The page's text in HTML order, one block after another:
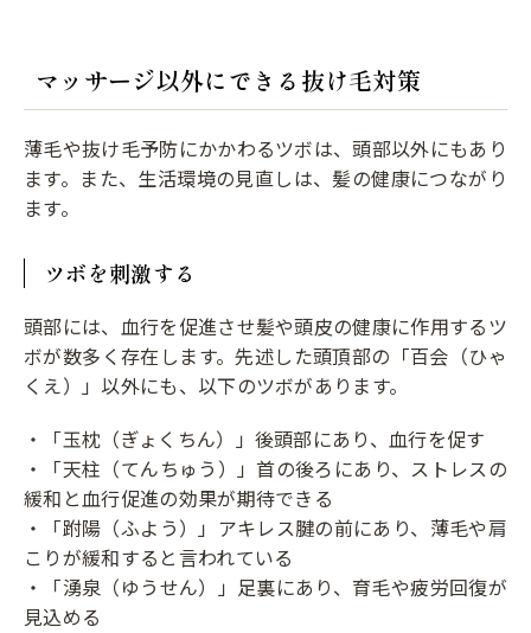
マッサージ以外にできる抜け毛対策
薄毛や抜け毛予防にかかわるツボは、頭部以外にもあり
ます。また、生活環境の見直しは、髪の健康につながり
ます。
ツボを刺激する
頭部には、血行を促進させ髪や頭皮の健康に作用するツ
ボが数多く存在します。先述した頭頂部の「百会（ひゃ
くえ）」以外にも、以下のツボがあります。
・「玉枕（ぎょくちん）」後頭部にあり、血行を促す
・「天柱（てんちゅう）」首の後ろにあり、ストレスの
緩和と血行促進の効果が期待できる
・「跗陽（ふよう）」アキレス腱の前にあり、薄毛や肩
こりが緩和すると言われている
・「湧泉（ゆうせん）」足裏にあり、育毛や疲労回復が
見込める